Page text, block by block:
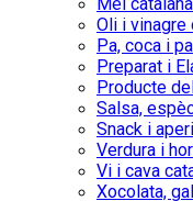
Oli i vinagre
Pa, coca i
Preparat i
Producte
Salsa,
Snack i
Verdura i
Vi i cava
Xocolata,